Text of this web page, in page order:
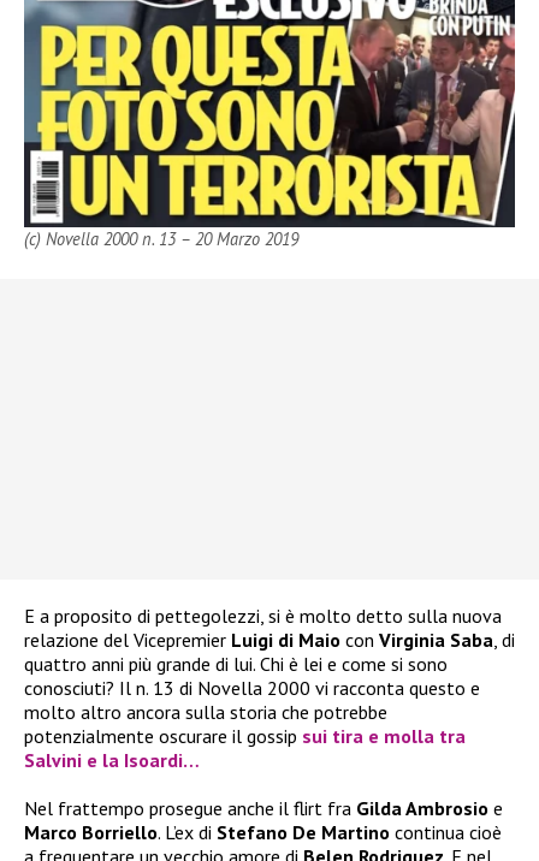
(c) Novella 2000 n. 13 – 20 Marzo 2019
E a proposito di pettegolezzi, si è molto detto sulla nuova
relazione del Vicepremier Luigi di Maio con Virginia Saba, di
quattro anni più grande di lui. Chi è lei e come si sono
conosciuti? Il n. 13 di Novella 2000 vi racconta questo e
molto altro ancora sulla storia che potrebbe
potenzialmente oscurare il gossip sui tira e molla tra
Salvini e la Isoardi…
Nel frattempo prosegue anche il flirt fra Gilda Ambrosio e
Marco Borriello. L’ex di Stefano De Martino continua cioè